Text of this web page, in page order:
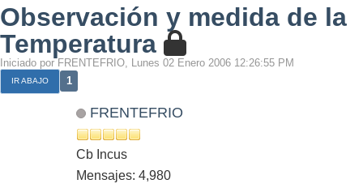
Observación y medida de la
Temperatura
Iniciado por FRENTEFRIO, Lunes 02 Enero 2006 12:26:55 PM
IR ABAJO 1
FRENTEFRIO
Cb Incus
Mensajes: 4,980